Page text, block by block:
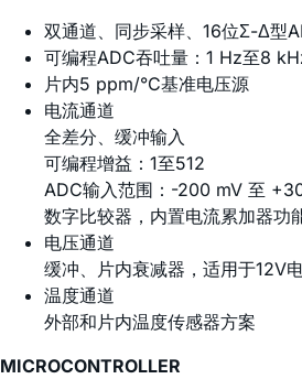
双通道、同步采样、16位Σ-Δ型
可编程ADC吞吐量：1 Hz至8
片内5 ppm/°C基准电压源
电流通道
全差分、缓冲输入
可编程增益：1至512
ADC输入范围：-200 mV 至
数字比较器，内置电流累加器功
电压通道
缓冲、片内衰减器，适用于12V
温度通道
外部和片内温度传感器方案
MICROCONTROLLER